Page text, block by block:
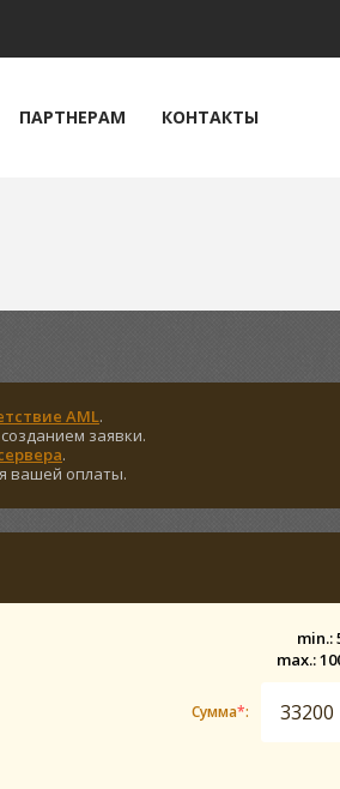
ПАРТНЕРАМ КОНТАКТЫ
AML.
заявки.
.
вашей оплаты.
min.:
max.:
Сумма*: